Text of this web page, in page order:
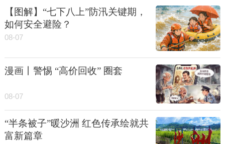
【图解】“七下八上”防汛关键期，
如何安全避险？
08-07
漫画丨警惕 “高价回收” 圈套
08-07
“半条被子”暖沙洲 红色传承绘就共
富新篇章